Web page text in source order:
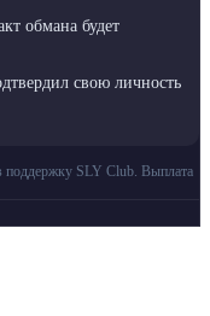
обмана будет
свою личность
поддержку SLY Club. Выплата